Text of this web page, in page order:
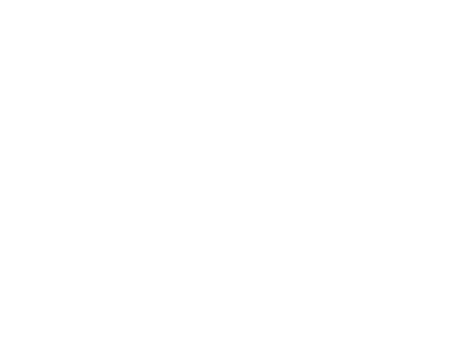
sowie Änderungsanzeigen bei Wechsel der